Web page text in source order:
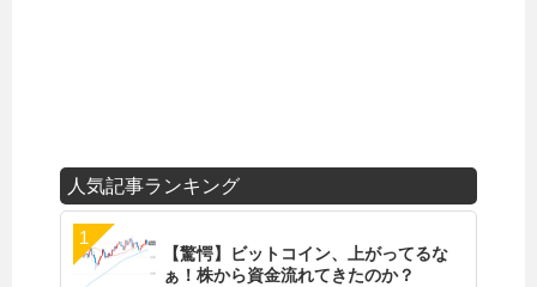
人気記事ランキング
【驚愕】ビットコイン、上がってるな
ぁ！株から資金流れてきたのか？